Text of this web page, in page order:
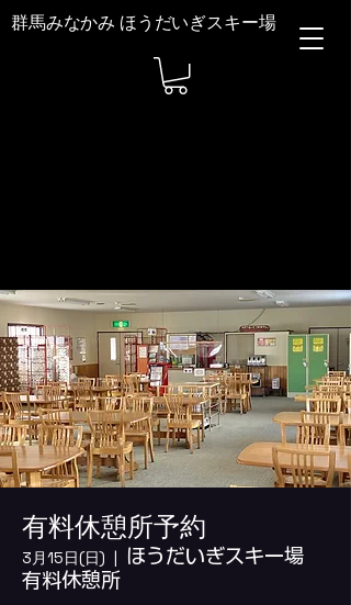
群馬みなかみ ほうだいぎスキー場
有料休憩所予約
3月15日(日)
  |
ほうだいぎスキー場
有料休憩所